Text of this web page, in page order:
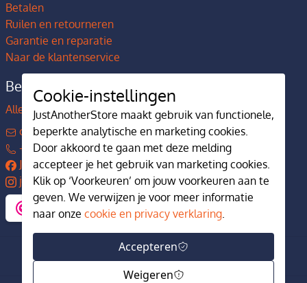
Betalen
Ruilen en retourneren
Garantie en reparatie
Naar de klantenservice
Bedrijfsgegevens
Alles over JustAnotherStore
contact@justanotherstore.nl
+31 73 644 7405
JustAnotherStore
justanotherstore.nl
Cookie-instellingen
JustAnotherStore maakt gebruik van functionele,
beperkte analytische en marketing cookies.
Door akkoord te gaan met deze melding
accepteer je het gebruik van marketing cookies.
Klik op ‘Voorkeuren’ om jouw voorkeuren aan te
geven. We verwijzen je voor meer informatie
naar onze cookie en privacy verklaring.
Accepteren
Weigeren